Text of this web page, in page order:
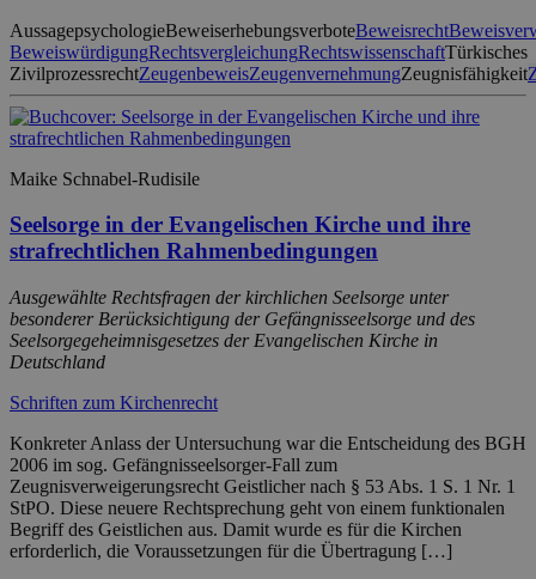
AussagepsychologieBeweiserhebungsverboteBeweisrecht
BeweiswürdigungRechtsvergleichungRechtswissenschaftTürkisches
ZivilprozessrechtZeugenbeweisZeugenvernehmungZeugnisfähigkeit
Maike Schnabel-Rudisile
Seelsorge in der Evangelischen Kirche und ihre
strafrechtlichen Rahmenbedingungen
Ausgewählte Rechtsfragen der kirchlichen Seelsorge unter
besonderer Berücksichtigung der Gefängnisseelsorge und des
Seelsorgegeheimnisgesetzes der Evangelischen Kirche in
Deutschland
Schriften zum Kirchenrecht
Konkreter Anlass der Untersuchung war die Entscheidung des BGH
2006 im sog. Gefängnisseelsorger-Fall zum
Zeugnisverweigerungsrecht Geistlicher nach § 53 Abs. 1 S. 1 Nr. 1
StPO. Diese neuere Rechtsprechung geht von einem funktionalen
Begriff des Geistlichen aus. Damit wurde es für die Kirchen
erforderlich, die Voraussetzungen für die Übertragung […]